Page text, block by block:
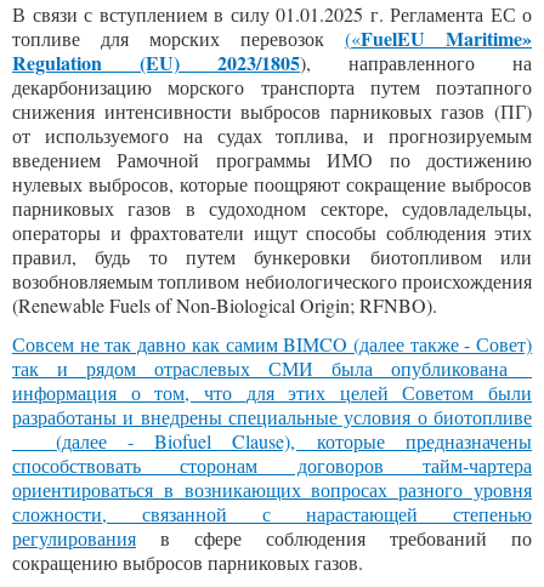
В связи с вступлением в силу 01.01.2025 г. Регламента ЕС о
топливе для морских перевозок («FuelEU Maritime»
Regulation (EU) 2023/1805), направленного на
декарбонизацию морского транспорта путем поэтапного
снижения интенсивности выбросов парниковых газов (ПГ)
от используемого на судах топлива, и прогнозируемым
введением Рамочной программы ИМО по достижению
нулевых выбросов, которые поощряют сокращение выбросов
парниковых газов в судоходном секторе, судовладельцы,
операторы и фрахтователи ищут способы соблюдения этих
правил, будь то путем бункеровки биотопливом или
возобновляемым топливом небиологического происхождения
(Renewable Fuels of Non-Biological Origin; RFNBO).
Совсем не так давно как самим BIMCO (далее также - Совет)
так и рядом отраслевых СМИ была опубликована
информация о том, что для этих целей Советом были
разработаны и внедрены специальные условия о биотопливе
(далее - Biofuel Clause), которые предназначены
способствовать сторонам договоров тайм-чартера
ориентироваться в возникающих вопросах разного уровня
сложности, связанной с нарастающей степенью
регулирования в сфере соблюдения требований по
сокращению выбросов парниковых газов.